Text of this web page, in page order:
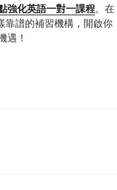
強化英語一對一課程。在
靠譜的補習機構，開啟你
遇！